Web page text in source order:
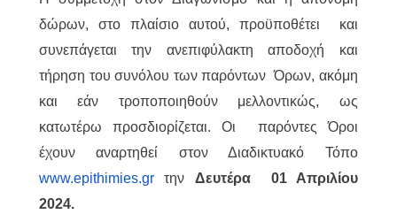
δώρων, στο πλαίσιο αυτού, προϋποθέτει και
συνεπάγεται την ανεπιφύλακτη αποδοχή και
τήρηση του συνόλου των παρόντων Όρων, ακόμη
και εάν τροποποιηθούν μελλοντικώς, ως
κατωτέρω προσδιορίζεται. Οι παρόντες Όροι
έχουν αναρτηθεί στον Διαδικτυακό Τόπο
www.epithimies.grτην Δευτέρα 01 Απριλίου
2024.